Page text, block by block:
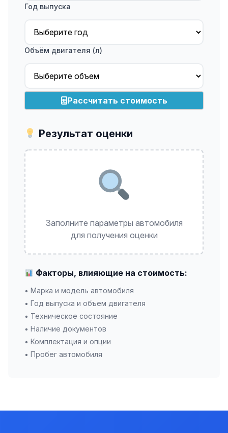
Год выпуска
Объём двигателя (л)
Рассчитать стоимость
Результат оценки
Заполните параметры автомобиля
для получения оценки
Факторы, влияющие на стоимость:
• Марка и модель автомобиля
• Год выпуска и объем двигателя
• Техническое состояние
• Наличие документов
• Комплектация и опции
• Пробег автомобиля